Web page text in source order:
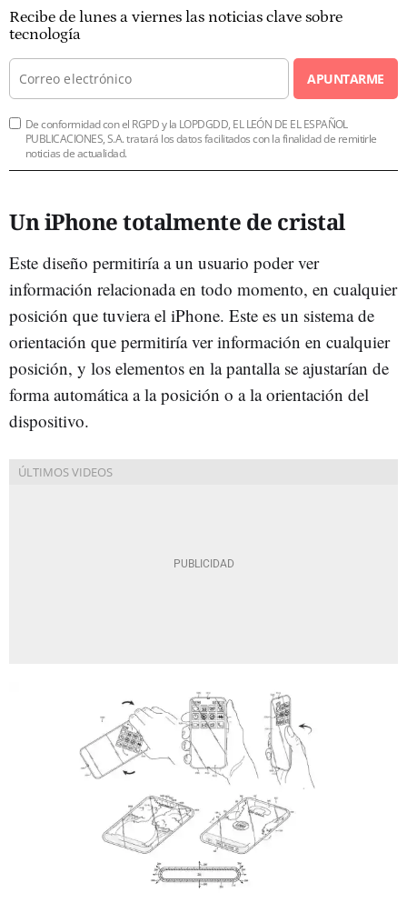
Recibe de lunes a viernes las noticias clave sobre
tecnología
APUNTARME
De conformidad con el RGPD y la LOPDGDD, EL LEÓN DE EL ESPAÑOL
PUBLICACIONES, S.A. tratará los datos facilitados con la finalidad de remitirle
noticias de actualidad.
Un iPhone totalmente de cristal
Este diseño permitiría a un usuario poder ver
información relacionada en todo momento, en cualquier
posición que tuviera el iPhone. Este es un sistema de
orientación que permitiría ver información en cualquier
posición, y los elementos en la pantalla se ajustarían de
forma automática a la posición o a la orientación del
dispositivo.